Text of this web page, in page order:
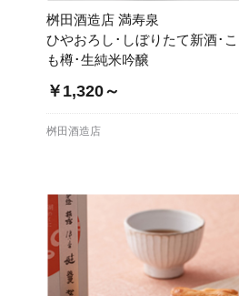
桝田酒造店 満寿泉
ひやおろし･しぼりたて新酒･こ
も樽･生純米吟醸
￥1,320～
桝田酒造店